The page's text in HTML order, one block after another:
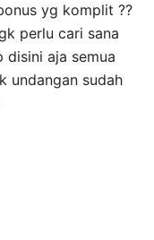
yg komplit ??
perlu cari sana
disini aja semua
undangan sudah